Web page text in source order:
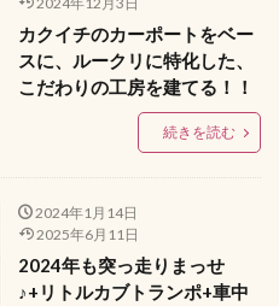
カクイチのカーポートをベー
スに、ルークリに特化した、
こだわりの工房を建てる！！
続きを読む
2024年1月14日
2025年6月11日
2024年も突っ走りまっせ
♪+リトルカブトランポ+車中